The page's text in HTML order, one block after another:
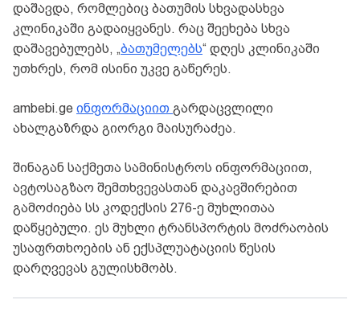
დაშავდა, რომლებიც ბათუმის სხვადასხვა
კლინიკაში გადაიყვანეს. რაც შეეხება სხვა
დაშავებულებს, „ბათუმელებს“ დღეს კლინიკაში
უთხრეს, რომ ისინი უკვე გაწერეს.
ambebi.ge ინფორმაციით გარდაცვლილი
ახალგაზრდა გიორგი მაისურაძეა.
შინაგან საქმეთა სამინისტროს ინფორმაციით,
ავტოსაგზაო შემთხვევასთან დაკავშირებით
გამოძიება სს კოდექსის 276-ე მუხლითაა
დაწყებული. ეს მუხლი ტრანსპორტის მოძრაობის
უსაფრთხოების ან ექსპლუატაციის წესის
დარღვევას გულისხმობს.